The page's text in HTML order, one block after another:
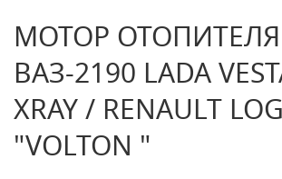
МОТОР ОТОПИТЕЛЯ
ВАЗ-2190 LADA
XRAY / RENAULT
"VOLTON "